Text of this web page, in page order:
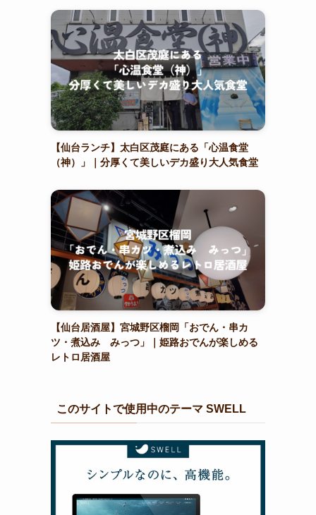
【仙台ランチ】太白区茂庭にある「心温食堂
（神）」｜分厚くて美しいデカ盛り大人気食堂
【仙台居酒屋】宮城野区榴岡「おでん・串カ
ツ・煮込み みっつ」｜姫路おでんが楽しめる
レトロ居酒屋
このサイトで使用中のテーマ SWELL